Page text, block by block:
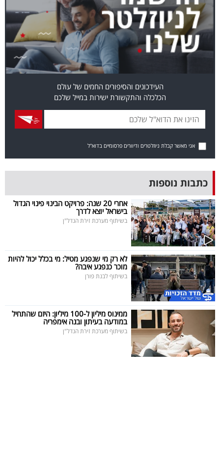
מייל
אדום
אחרינו:
העידכונים והסיפורים החמים של עולם
הכלכלה והתקשורת ישירות במייל שלכם
אני מאשר קבלת ניוזלטרים ודיוורים פרסומיים בדוא"ל
כתבות נוספות
אחרי 20 שנה: פרויקט הבינוי פינוי הגדול
בישראל יוצא לדרך
בשיתוף מערכת זירת הנדל"ן
לא רק מי שנפגע מטיל: מי בכלל יכול להיות
מוכר כנפגע איבה?
בשיתוף לבנת פורן
ממינוס מיליון ל-100 מיליון: היזם שהתחיל
במודעה בעיתון ובנה אימפריה
בשיתוף מערכת זירת הנדל"ן